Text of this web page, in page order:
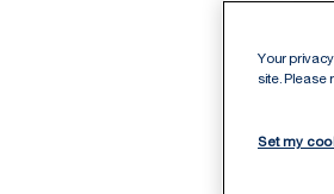
Your
site. Please
Set my